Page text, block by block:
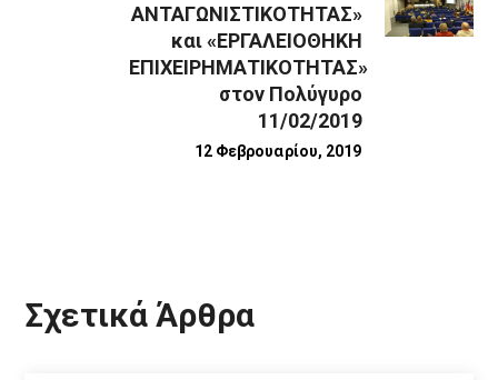
ΑΝΤΑΓΩΝΙΣΤΙΚΟΤΗΤΑΣ»
και «ΕΡΓΑΛΕΙΟΘΗΚΗ
ΕΠΙΧΕΙΡΗΜΑΤΙΚΟΤΗΤΑΣ»
στον Πολύγυρο
11/02/2019
12 Φεβρουαρίου, 2019
Σχετικά Άρθρα